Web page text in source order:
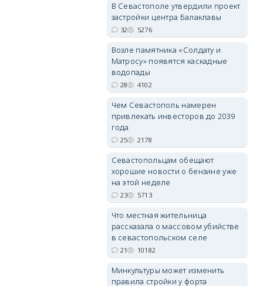
В Севастополе утвердили проект
застройки центра Балаклавы
32 5276
Возле памятника «Солдату и
Матросу» появятся каскадные
водопады
28 4102
Чем Севастополь намерен
привлекать инвесторов до 2039
года
25 2178
Севастопольцам обещают
хорошие новости о бензине уже
на этой неделе
23 5713
Что местная жительница
рассказала о массовом убийстве
в севастопольском селе
21 10182
Минкультуры может изменить
правила стройки у форта